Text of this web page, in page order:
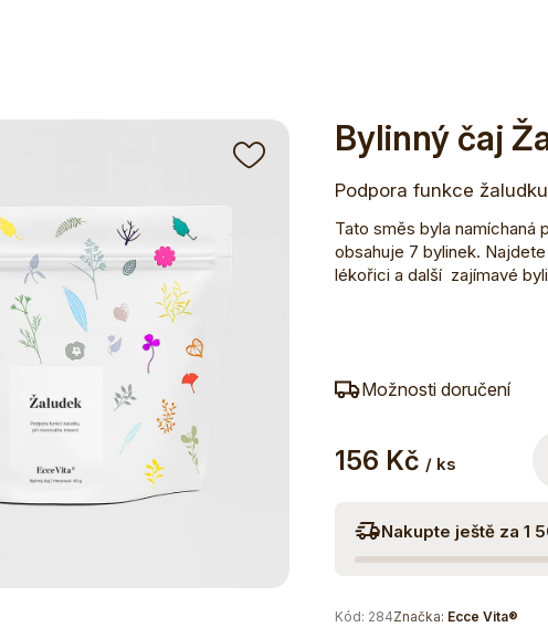
Bylinný čaj
Podpora funkce
Tato směs byla namíchaná
obsahuje 7 bylinek.
lékořici a další zajímavé
Možnosti doručení
156 Kč / ks
Nakupte ještě za 1
Kód: 284Značka: Ecce Vita®